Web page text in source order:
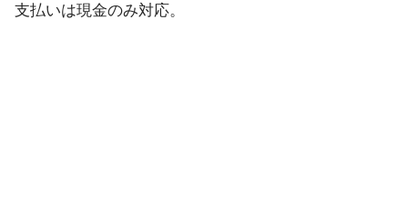
支払いは現金のみ対応。